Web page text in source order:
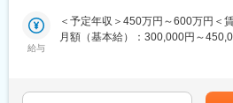
・時間外労働：月平均10～20時間
・年間休日：121日
<業務詳細>
受託システムの開発業務、およびプ
担当していただきます。
給与
＜予定年収＞450万円～600万円＜
月額（基本給）：300,000円～
はあくまでも目安の金額であり、